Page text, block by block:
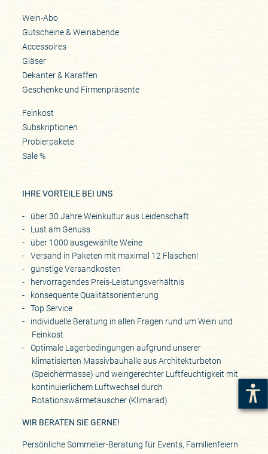
Wein-Abo
Gutscheine & Weinabende
Accessoires
Gläser
Dekanter & Karaffen
Geschenke und Firmenpräsente
Feinkost
Subskriptionen
Probierpakete
Sale %
IHRE VORTEILE BEI UNS
über 30 Jahre Weinkultur aus Leidenschaft
Lust am Genuss
über 1000 ausgewählte Weine
Versand in Paketen mit maximal 12 Flaschen!
günstige Versandkosten
hervorragendes Preis-Leistungsverhältnis
konsequente Qualitätsorientierung
Top Service
individuelle Beratung in allen Fragen rund um Wein und
Feinkost
Optimale Lagerbedingungen aufgrund unserer
klimatisierten Massivbauhalle aus Architekturbeton
(Speichermasse) und weingerechter Luftfeuchtigkeit mit
kontinuierlichem Luftwechsel durch
Rotationswärmetauscher (Klimarad)
WIR BERATEN SIE GERNE!
Persönliche Sommelier-Beratung für Events, Familienfeiern